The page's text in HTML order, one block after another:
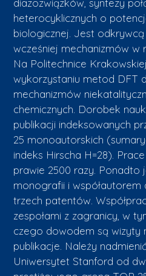
diazozwiązków, syntezy
heterocyklicznych o
biologicznej. Jest
wcześniej mechanizmów w
Na Politechnice
wykorzystaniu metod DFT
mechanizmów
chemicznych. Dorobek
publikacji indeksowanych
25 monoautorskich
indeks Hirscha H=28).
prawie 2500 razy. Ponadto
monografii i współautorem
trzech patentów.
zespołami z zagranicy, w
czego dowodem są wizyty
publikacje. Należy
Uniwersytet Stanford od